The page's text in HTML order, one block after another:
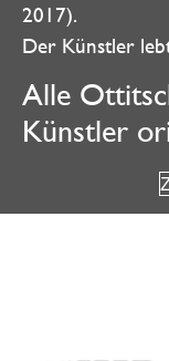
2017).
Der Künstler
Alle
Künstler